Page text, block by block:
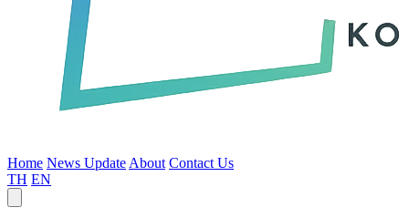
Home News Update About Contact Us
TH EN